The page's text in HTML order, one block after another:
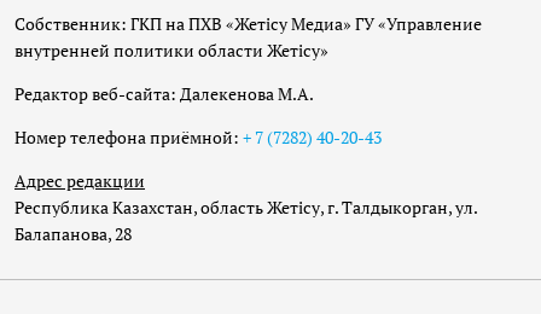
Собственник: ГКП на ПХВ «Жетісу Медиа» ГУ «Управление
внутренней политики области Жетісу»
Редактор веб-сайта: Далекенова М.А.
Номер телефона приёмной: + 7 (7282) 40-20-43
Адрес редакции
Республика Казахстан, область Жетісу, г. Талдыкорган, ул.
Балапанова, 28